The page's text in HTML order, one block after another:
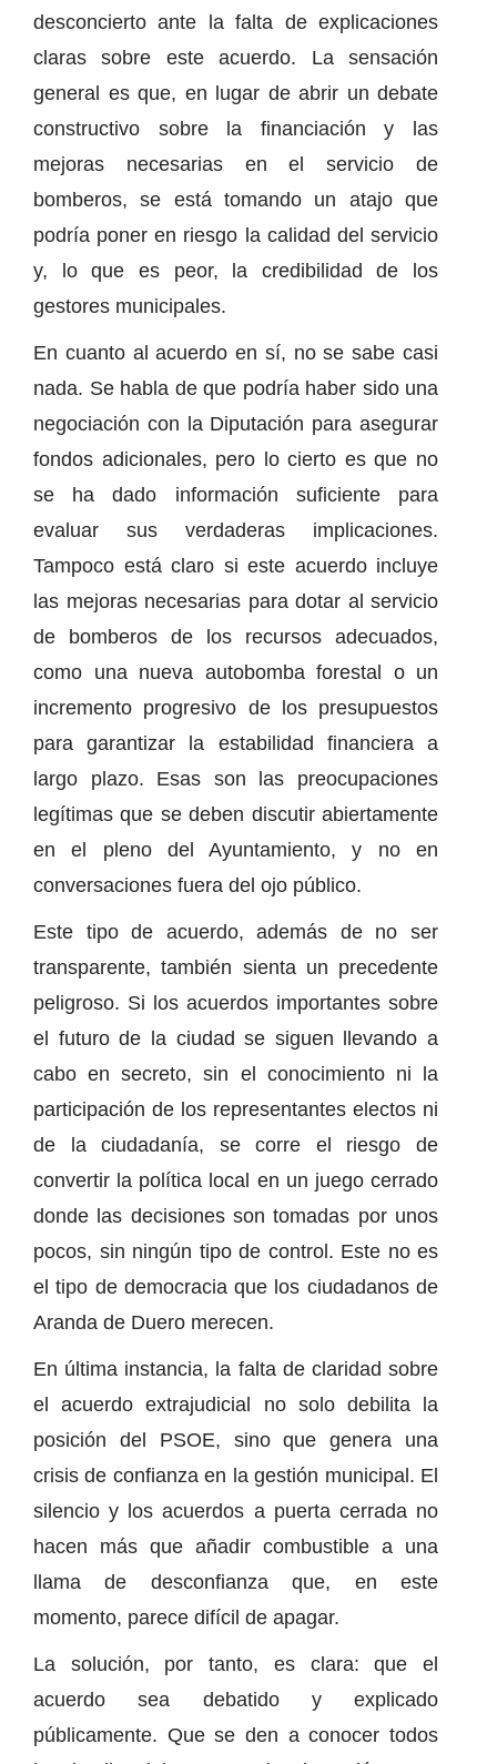
desconcierto ante la falta de explicaciones
claras sobre este acuerdo. La sensación
general es que, en lugar de abrir un debate
constructivo sobre la financiación y las
mejoras necesarias en el servicio de
bomberos, se está tomando un atajo que
podría poner en riesgo la calidad del servicio
y, lo que es peor, la credibilidad de los
gestores municipales.
En cuanto al acuerdo en sí, no se sabe casi
nada. Se habla de que podría haber sido una
negociación con la Diputación para asegurar
fondos adicionales, pero lo cierto es que no
se ha dado información suficiente para
evaluar sus verdaderas implicaciones.
Tampoco está claro si este acuerdo incluye
las mejoras necesarias para dotar al servicio
de bomberos de los recursos adecuados,
como una nueva autobomba forestal o un
incremento progresivo de los presupuestos
para garantizar la estabilidad financiera a
largo plazo. Esas son las preocupaciones
legítimas que se deben discutir abiertamente
en el pleno del Ayuntamiento, y no en
conversaciones fuera del ojo público.
Este tipo de acuerdo, además de no ser
transparente, también sienta un precedente
peligroso. Si los acuerdos importantes sobre
el futuro de la ciudad se siguen llevando a
cabo en secreto, sin el conocimiento ni la
participación de los representantes electos ni
de la ciudadanía, se corre el riesgo de
convertir la política local en un juego cerrado
donde las decisiones son tomadas por unos
pocos, sin ningún tipo de control. Este no es
el tipo de democracia que los ciudadanos de
Aranda de Duero merecen.
En última instancia, la falta de claridad sobre
el acuerdo extrajudicial no solo debilita la
posición del PSOE, sino que genera una
crisis de confianza en la gestión municipal. El
silencio y los acuerdos a puerta cerrada no
hacen más que añadir combustible a una
llama de desconfianza que, en este
momento, parece difícil de apagar.
La solución, por tanto, es clara: que el
acuerdo sea debatido y explicado
públicamente. Que se den a conocer todos